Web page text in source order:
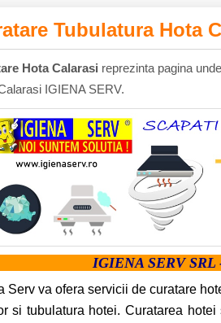
Tubulatura Hota
Hota Calarasi reprezinta pagina
IGIENA SERV.
IGIENA SERV
Serv va ofera servicii de curatare
si tubulatura hotei. Curatarea